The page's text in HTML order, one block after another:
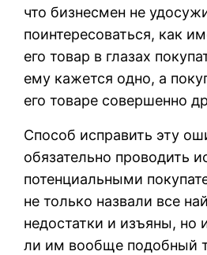
что бизнесмен не
поинтересоваться, как
его товар в глазах
ему кажется одно, а
его товаре совершенно
Способ исправить эту
обязательно проводить
потенциальными
не только назвали все
недостатки и изъяны, но
ли им вообще подобный